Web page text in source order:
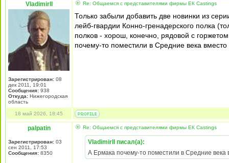
VladimirII
Зарегистрирован: 08
дек 2011, 19:01
Сообщения: 938
Откуда: Нижегородская
область
Re: Общаемся с представителями фирмы EК Castings
Только забыли добавить две новинки из
лейб-гвардии Конно-гренадерского полка
полков - хорош, конечно, рядовой с
почему-то поместили в Средние века
18 май 2026, 18:45
palpatin
Зарегистрирован: 03
сен 2011, 17:53
Сообщения: 8350
Re: Общаемся с представителями фирмы EК Castings
VladimirII писал(а):
А Ермака почему-то поместили в Средние